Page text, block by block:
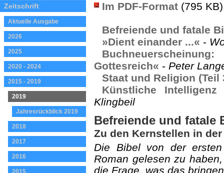
Zeitschrift
Aktuelle Ausgabe
2026
2025
2020 - 2024
2015 - 2019
2019
Jahresrückblick 2019
2018
2017
2016
2015
Im PDF-Format (795 KB)
Befreiende und fatale
»Dient einander ...« -
Gottesreich« - Peter
Staat und Religion (Teil
Künstliche
Klingbeil
Befreiende und fatale
Zu den Kernstellen in
Die Bibel von der
Roman gelesen zu
die Frage, was das